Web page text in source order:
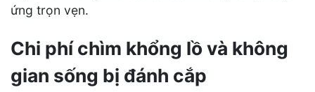
ứng trọn vẹn.
Chi phí chìm khổng lồ và không
gian sống bị đánh cắp